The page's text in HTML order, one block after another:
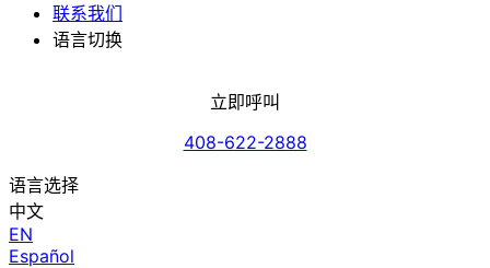
联系我们
语言切换
立即呼叫
408-622-2888
语言选择
中文
EN
Español